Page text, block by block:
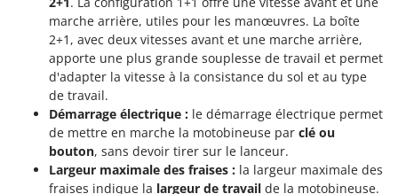
Sirman
Skil
Smartwood
Smeg
Snapper
Solidur
Spice Electronics
marche arrière, utiles pour les manœuvres. La boîte
2+1, avec deux vitesses avant et une marche arrière,
apporte une plus grande souplesse de travail et permet
d'adapter la vitesse à la consistance du sol et au type
de travail.
Démarrage électrique : le démarrage électrique permet
de mettre en marche la motobineuse par clé ou
bouton, sans devoir tirer sur le lanceur.
Largeur maximale des fraises : la largeur maximale des
fraises indique la largeur de travail de la motobineuse.